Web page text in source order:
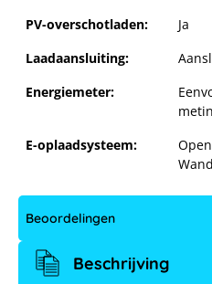
Easee Charge Core
PV-overschotladen:
Ja
Laadaansluiting:
Energiemeter:
E-oplaadsysteem:
Beoordelingen
Beschrijving